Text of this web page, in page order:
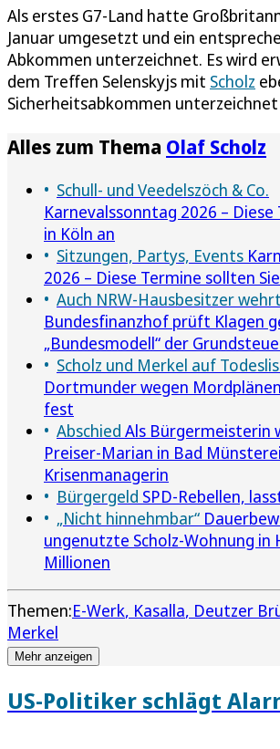
Als erstes G7-Land hatte
Januar umgesetzt und ein
Abkommen unterzeichnet. Es wird
dem Treffen Selenskyjs mit Scholz
Sicherheitsabkommen
Alles zum Thema Olaf Scholz
Schull- und Veedelszöch & Co.
Karnevalssonntag 2026 –
in Köln an
Sitzungen, Partys, Events
2026 – Diese Termine sollten
Auch NRW-Hausbesitzer
Bundesfinanzhof prüft Klagen
„Bundesmodell“ der
Scholz und Merkel auf
Dortmunder wegen
fest
Abschied Als Bürgermeisterin
Preiser-Marian in Bad
Krisenmanagerin
Bürgergeld SPD-Rebellen,
„Nicht hinnehmbar“
ungenutzte Scholz-Wohnung
Millionen
Themen:E-Werk Kasalla Deutzer
Merkel
Mehr anzeigen
US-Politiker schlägt